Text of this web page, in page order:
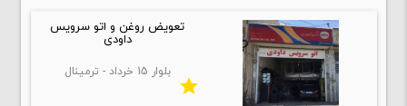
تعویض روغن و اتو سرویس
داودی
بلوار 15 خرداد - ترمینال
star